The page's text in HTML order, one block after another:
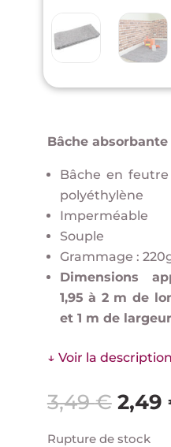
Bâche
Bâche en
polyéthylène
Imperméable
Souple
Grammage :
Dimensions
1,95 à 2 m de
et 1 m de largeur
↓ Voir la
3,49€ Le
2,49
Rupture de stock